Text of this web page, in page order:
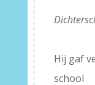
Hij gaf
school